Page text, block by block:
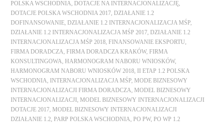
POLSKA WSCHODNIA
DOTACJE NA INTERNACJONALIZACJĘ
DOTACJE POLSKA WSCHODNIA 2017
DZIAŁANIE 1.2
DOFINANSOWANIE
DZIAŁANIE 1.2 INTERNACJONALIZACJA MŚP
DZIAŁANIE 1.2 INTERNACJONALIZACJA MŚP 2017
DZIAŁANIE 1.2
INTERNACJONALIZACJA MŚP 2018
FINANSOWANIE EKSPORTU
FIRMA DORADCZA
FIRMA DORADCZA KRAKÓW, FIRMA
KONSULTINGOWA
HARMONOGRAM NABORU WNIOSKÓW,
HARMONOGRAM NABORU WNIOSKÓW 2018
II ETAP 1.2 POLSKA
WSCHODNIA
INTERNACJONALIZACJA MŚP
MODE BIZNESOWY
INTERNACJONALIZACJI FIRMA DORADCZA
MODEL BIZNESOWY
INTERNACJONALIZACJI
MODEL BIZNESOWY INTERNACJONALIZACJI
DOTACJE 2017
MODEL BIZNESOWY INTERNACJONALIZACJI
DZIAŁANIE 1.2
PARP POLSKA WSCHODNIA PO PW, PO WP 1.2